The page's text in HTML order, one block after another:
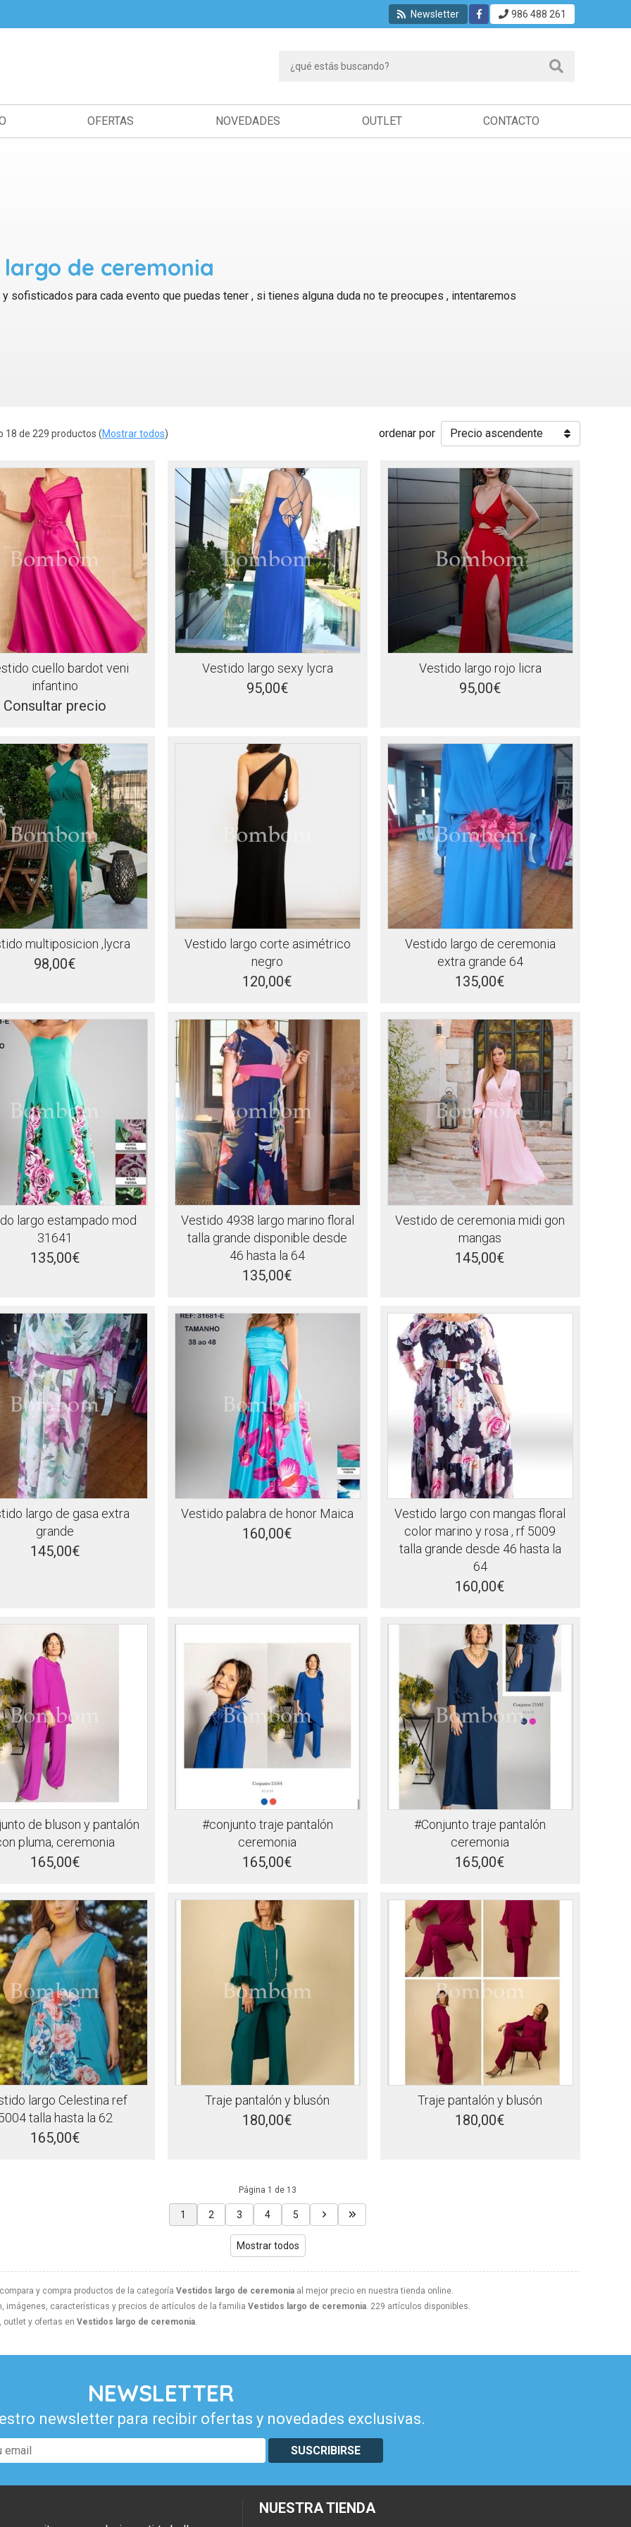
Newsletter 986 488 261
OFERTAS NOVEDADES OUTLET CONTACTO
de ceremonia
sofisticados para cada evento que puedas tener , si tienes alguna duda no te preocupes , intentaremos
y compra productos de la categoría Vestidos largo de ceremonia al mejor precio en nuestra tienda online.
imágenes, características y precios de artículos de la familia Vestidos largo de ceremonia. 229 artículos disponibles.
outlet y ofertas en Vestidos largo de ceremonia.
18 de 229 productos (Mostrar todos) ordenar por
cuello bardot veni
infantino
Consultar precio
Vestido largo sexy lycra
95,00€
Vestido largo rojo licra
95,00€
multiposicion ,lycra
98,00€
Vestido largo corte asimétrico
negro
120,00€
Vestido largo de ceremonia
extra grande 64
135,00€
largo estampado mod
31641
135,00€
Vestido 4938 largo marino floral
talla grande disponible desde
46 hasta la 64
135,00€
Vestido de ceremonia midi gon
mangas
145,00€
largo de gasa extra
grande
145,00€
Vestido palabra de honor Maica
160,00€
Vestido largo con mangas floral
color marino y rosa , rf 5009
talla grande desde 46 hasta la
64
160,00€
de bluson y pantalón
pluma, ceremonia
165,00€
#conjunto traje pantalón
ceremonia
165,00€
#Conjunto traje pantalón
ceremonia
165,00€
largo Celestina ref
talla hasta la 62
165,00€
Traje pantalón y blusón
180,00€
Traje pantalón y blusón
180,00€
Página 1 de 13
1 2 3 4 5
Mostrar todos
NEWSLETTER
newsletter para recibir ofertas y novedades exclusivas.
SUSCRIBIRSE
NUESTRA TIENDA